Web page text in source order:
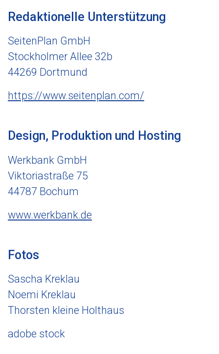
Redaktionelle Unterstützung
SeitenPlan GmbH
Stockholmer Allee 32b
44269 Dortmund
https://www.seitenplan.com/
Design, Produktion und Hosting
Werkbank GmbH
Viktoriastraße 75
44787 Bochum
www.werkbank.de
Fotos
Sascha Kreklau
Noemi Kreklau
Thorsten kleine Holthaus
adobe stock